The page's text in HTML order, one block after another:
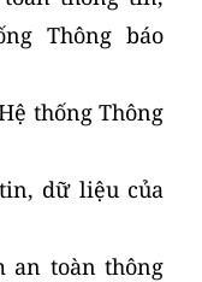
Thông báo
thống Thông
dữ liệu của
an toàn thông